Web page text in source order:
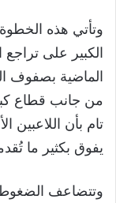
وتأتي هذه
الكبير على تراجع
الماضية بصفوف
من جانب قطاع
تام بأن اللاعبين
يفوق بكثير ما
وتتضاعف